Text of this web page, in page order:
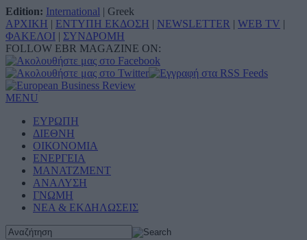
Edition: International | Greek
ΑΡΧΙΚΗ | ΕΝΤΥΠΗ ΕΚΔΟΣΗ | NEWSLETTER | WEB TV |
ΦΑΚΕΛΟΙ | ΣΥΝΔΡΟΜΗ
FOLLOW EBR MAGAZINE ON:
MENU
ΕΥΡΩΠΗ
ΔΙΕΘΝΗ
ΟΙΚΟΝΟΜΙΑ
ΕΝΕΡΓΕΙΑ
ΜΑΝΑΤΖΜΕΝΤ
ΑΝΑΛΥΣΗ
ΓΝΩΜΗ
ΝΕΑ & ΕΚΔΗΛΩΣΕΙΣ